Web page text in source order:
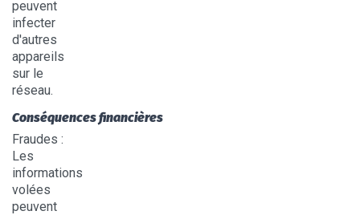
peuvent
infecter
d'autres
appareils
sur le
réseau.
Conséquences financières
Fraudes :
Les
informations
volées
peuvent